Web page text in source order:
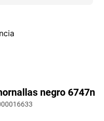
negro 6747n